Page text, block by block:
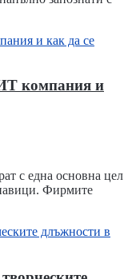
компания и
с една основна цел
Фирмите